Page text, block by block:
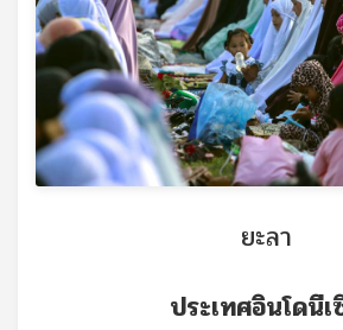
ยะลา
ประเทศอินโดนีเ